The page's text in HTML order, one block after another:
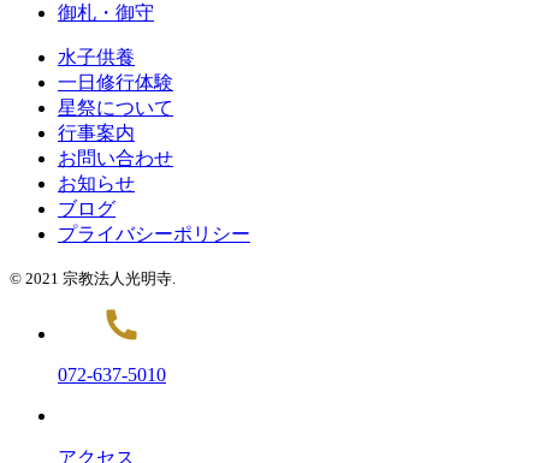
御札・御守
水子供養
一日修行体験
星祭について
行事案内
お問い合わせ
お知らせ
ブログ
プライバシーポリシー
© 2021 宗教法人光明寺.
072-637-5010
アクセス